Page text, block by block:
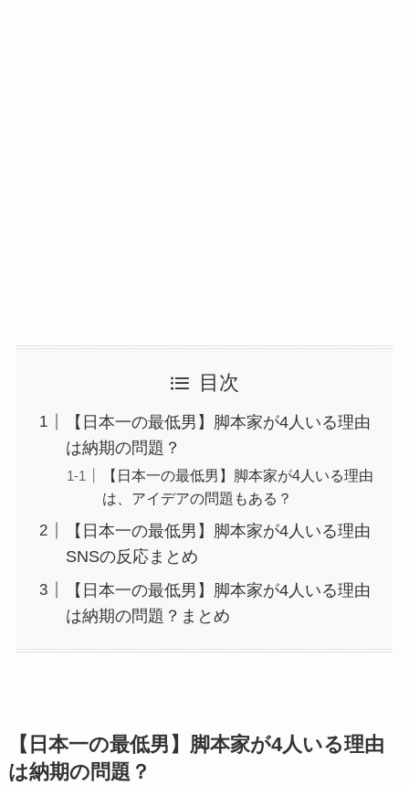
目次
【日本一の最低男】脚本家が4人いる理由
は納期の問題？
【日本一の最低男】脚本家が4人いる理由
は、アイデアの問題もある？
【日本一の最低男】脚本家が4人いる理由
SNSの反応まとめ
【日本一の最低男】脚本家が4人いる理由
は納期の問題？まとめ
【日本一の最低男】脚本家が4人いる理由
は納期の問題？